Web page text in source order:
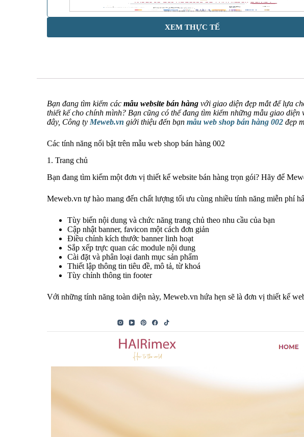
XEM THỰC TẾ
Bạn đang tìm kiếm các mẫu website bán hàng với giao diện đẹp mắt để lựa
thiết kế cho chính mình? Bạn cũng có thể đang tìm kiếm những mẫu giao
đây, Công ty Meweb.vn giới thiệu đến bạn mẫu web shop bán hàng 002 đẹp
Các tính năng nổi bật trên mẫu web shop bán hàng 002
1. Trang chủ
Bạn đang tìm kiếm một đơn vị thiết kế website bán hàng trọn gói? Hãy để
Meweb.vn tự hào mang đến chất lượng tối ưu cùng nhiều tính năng miễn phí
Tùy biến nội dung và chức năng trang chủ theo nhu cầu của bạn
Cập nhật banner, favicon một cách đơn giản
Điều chỉnh kích thước banner linh hoạt
Sắp xếp trực quan các module nội dung
Cài đặt và phân loại danh mục sản phẩm
Thiết lập thông tin tiêu đề, mô tả, từ khoá
Tùy chỉnh thông tin footer
Với những tính năng toàn diện này, Meweb.vn hứa hẹn sẽ là đơn vị thiết kế